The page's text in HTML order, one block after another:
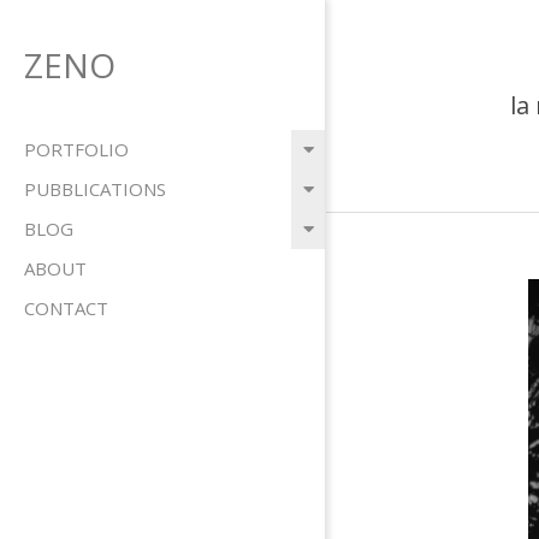
contenuto
ZENO
Menu
di
navigzione
PORTFOLIO
PUBBLICATIONS
BLOG
ABOUT
CONTACT
la